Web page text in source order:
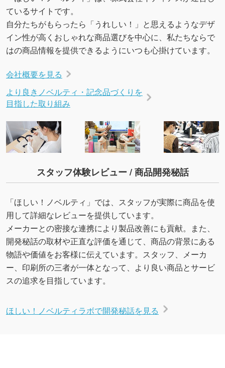
→詳しく見る
ているサイトです。
自分たちがもらったら「うれしい！」と思えるようなデザ
イン性が高くおしゃれな商品選びを中心に、私たちならで
はの商品情報を提供できるようにいつも心掛けています。
会社概要を見る
より良きノベルティ・記念品づくりを
目指した取り組み
スタッフ体験レビュー / 商品開発秘話
「ほしい！ノベルティ」では、スタッフが実際に商品を使
用して詳細なレビューを提供しています。
メーカーとの密接な連携により製品改善にも貢献。また、
開発秘話の取材や正直な評価を通じて、商品の背景にある
物語や価値をお客様に伝えています。スタッフ、メーカ
ー、印刷所の三者が一体となって、より良い商品とサービ
スの追求を目指しています。
ほしい！ノベルティラボで開発秘話を見る